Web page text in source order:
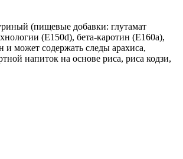
(пищевые добавки: глутамат
(Е150d), бета-каротин (Е160a),
может содержать следы арахиса,
напиток на основе риса, риса кодзи,